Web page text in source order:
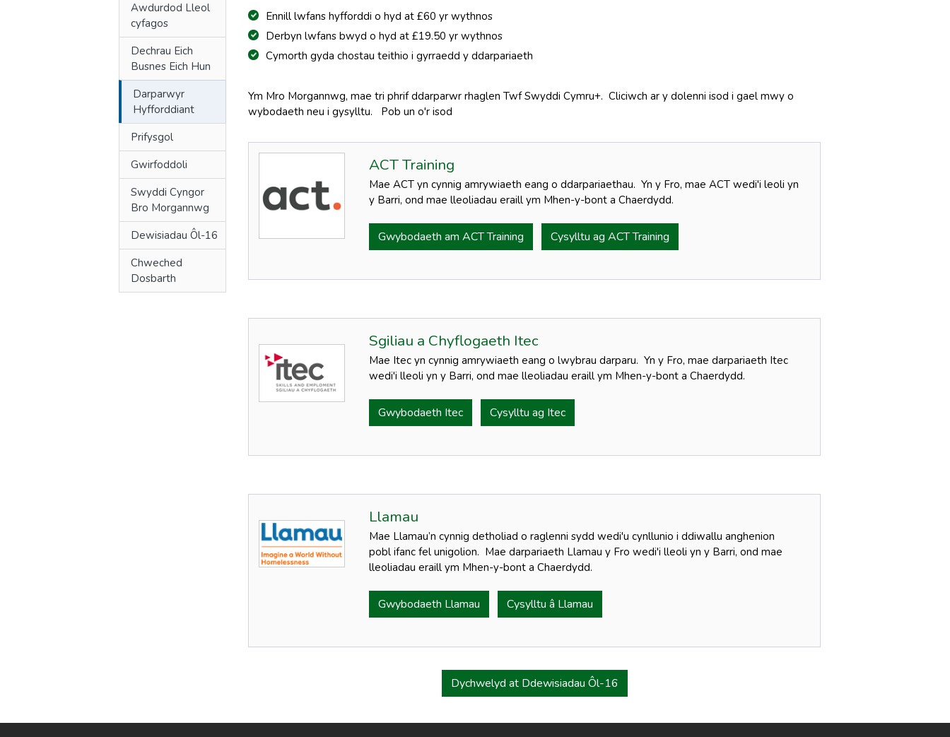
Awdurdod Lleol
cyfagos
Dechrau Eich
Busnes Eich Hun
Darparwyr
Hyfforddiant
Prifysgol
Gwirfoddoli
Swyddi Cyngor
Bro Morgannwg
Dewisiadau Ôl-16
Chweched
Dosbarth
Ennill lwfans hyfforddi o hyd at £60 yr wythnos
Derbyn lwfans bwyd o hyd at £19.50 yr wythnos
Cymorth gyda chostau teithio i gyrraedd y ddarpariaeth
Ym Mro Morgannwg, mae tri phrif ddarparwr rhaglen Twf Swyddi Cymru+. Cliciwch ar y dolenni isod i gael mwy o
wybodaeth neu i gysylltu. Pob un o'r isod
ACT Training
Mae ACT yn cynnig amrywiaeth eang o ddarpariaethau. Yn y Fro, mae ACT wedi'i leoli yn
y Barri, ond mae lleoliadau eraill ym Mhen-y-bont a Chaerdydd.
Gwybodaeth am ACT Training Cysylltu ag ACT Training
Sgiliau a Chyflogaeth Itec
Mae Itec yn cynnig amrywiaeth eang o lwybrau darparu. Yn y Fro, mae darpariaeth Itec
wedi'i lleoli yn y Barri, ond mae lleoliadau eraill ym Mhen-y-bont a Chaerdydd.
Gwybodaeth Itec Cysylltu ag Itec
Llamau
Mae Llamau’n cynnig detholiad o raglenni sydd wedi'u cynllunio i ddiwallu anghenion
pobl ifanc fel unigolion. Mae darpariaeth Llamau y Fro wedi'i lleoli yn y Barri, ond mae
lleoliadau eraill ym Mhen-y-bont a Chaerdydd.
Gwybodaeth Llamau Cysylltu â Llamau
Dychwelyd at Ddewisiadau Ôl-16